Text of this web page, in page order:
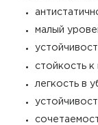
малый
стойкость к
легкость в